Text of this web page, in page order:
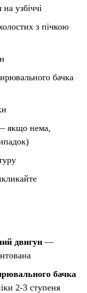
узбіччі
з пічкою
бачка
якщо нема,
двигун —
бачка
2-3 ступеня